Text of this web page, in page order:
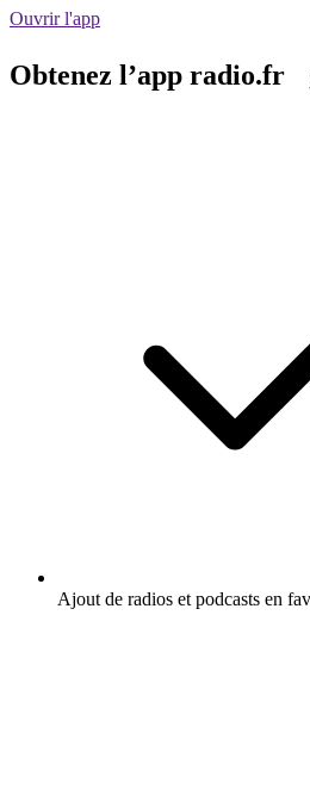
Ouvrir l'app
Obtenez l’app radio.fr
Ajout de radios et podcasts en